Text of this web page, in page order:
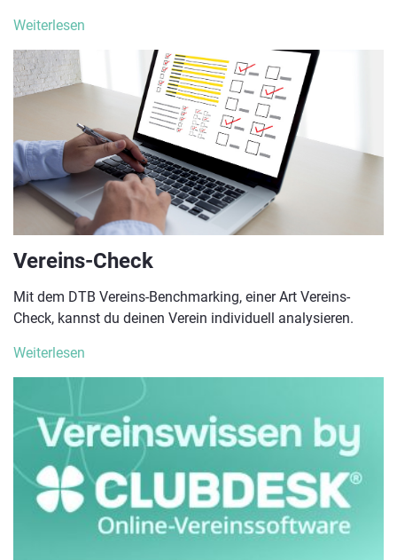
Weiterlesen
Vereins-Check
Mit dem DTB Vereins-Benchmarking, einer Art Vereins-
Check, kannst du deinen Verein individuell analysieren.
Weiterlesen